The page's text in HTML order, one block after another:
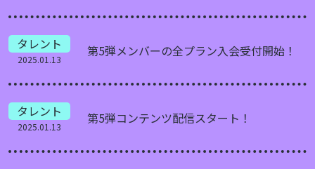
タレント
2025.01.13
第5弾メンバーの全プラン入会受付開始！
タレント
2025.01.13
第5弾コンテンツ配信スタート！